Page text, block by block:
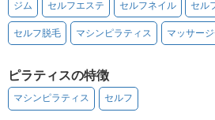
ジム セルフエステ セルフネイル セル
セルフ脱毛 マシンピラティス マッサー
ピラティスの特徴
マシンピラティス セルフ